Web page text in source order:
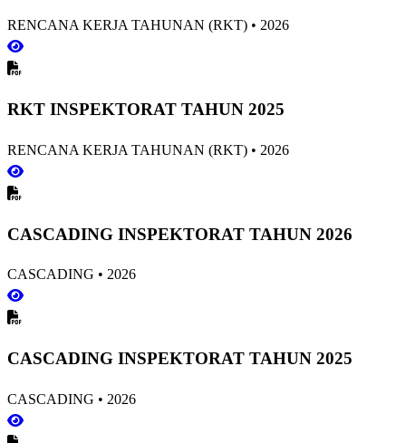
RENCANA KERJA TAHUNAN (RKT) • 2026
RKT INSPEKTORAT TAHUN 2025
RENCANA KERJA TAHUNAN (RKT) • 2026
CASCADING INSPEKTORAT TAHUN 2026
CASCADING • 2026
CASCADING INSPEKTORAT TAHUN 2025
CASCADING • 2026